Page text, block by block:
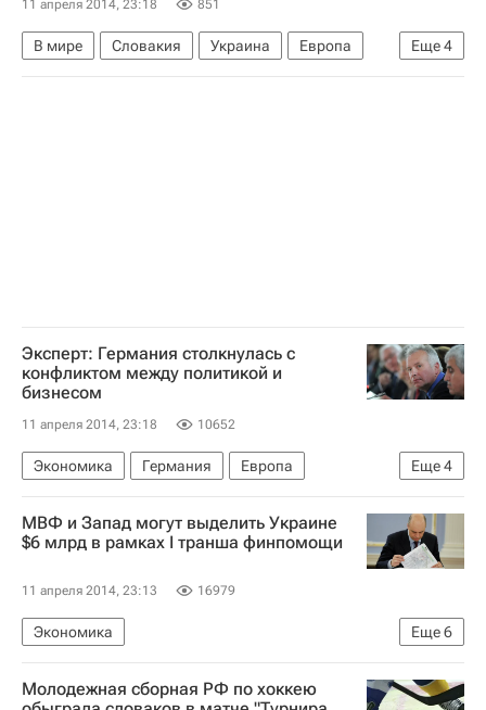
11 апреля 2014, 23:18 851
Еще4
В мире Словакия Украина
Европа
Весь мир
Юрий Продан
Мирослав Лайчак
Эксперт: Германия столкнулась с
конфликтом между политикой и
бизнесом
11 апреля 2014, 23:18 10652
Еще4
Экономика Германия
Европа
Весь мир
Александр Рар
Санкции в отношении России
Россия
МВФ и Запад могут выделить Украине
$6 млрд в рамках I транша финпомощи
11 апреля 2014, 23:13 16979
Еще6
Экономика
Переговоры о финпомощи Украине
Украина
Европа
Весь мир Антон Силуанов
Молодежная сборная РФ по хоккею